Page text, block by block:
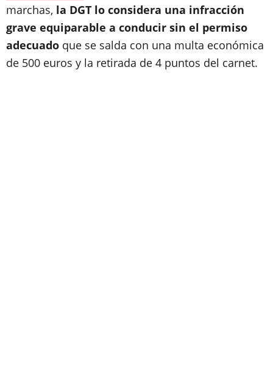
marchas, la DGT lo considera una infracción
grave equiparable a conducir sin el permiso
adecuado que se salda con una multa económica
de 500 euros y la retirada de 4 puntos del carnet.